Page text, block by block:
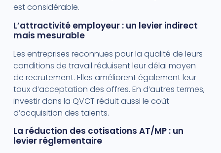
est considérable.
L’attractivité employeur : un levier indirect
mais mesurable
Les entreprises reconnues pour la qualité de leurs
conditions de travail réduisent leur délai moyen
de recrutement. Elles améliorent également leur
taux d’acceptation des offres. En d’autres termes,
investir dans la QVCT réduit aussi le coût
d’acquisition des talents.
La réduction des cotisations AT/MP : un
levier réglementaire